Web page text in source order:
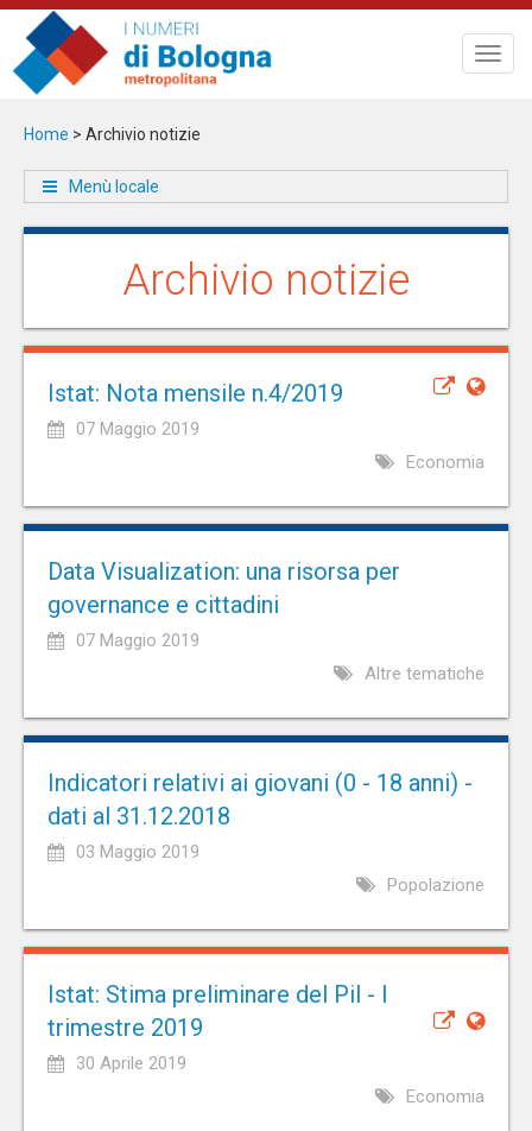
Salta
contenuto
principale
Home > Archivio notizie
Menù locale
Archivio notizie
Istat: Nota mensile n.4/2019
07 Maggio 2019
Economia
Data Visualization: una risorsa per
governance e cittadini
07 Maggio 2019
Altre tematiche
Indicatori relativi ai giovani (0 - 18 anni) -
dati al 31.12.2018
03 Maggio 2019
Popolazione
Istat: Stima preliminare del Pil - I
trimestre 2019
30 Aprile 2019
Economia